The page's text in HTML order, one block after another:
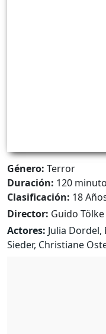
Género: Terror
Duración: 120
Clasificación: 18
Director: Guido Tölke
Actores: Julia
Sieder, Christiane